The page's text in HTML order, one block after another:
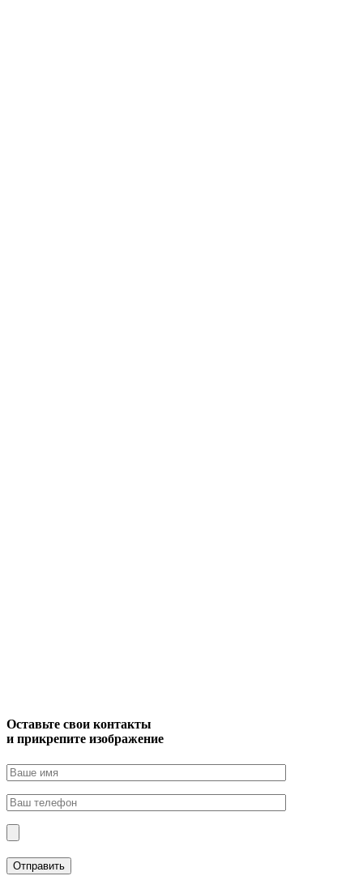
Оставьте свои контакты
и прикрепите изображение